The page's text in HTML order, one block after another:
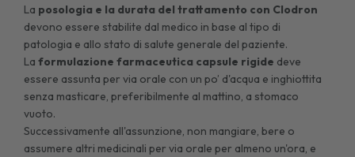
La posologia e la durata del trattamento con Clodron
devono essere stabilite dal medico in base al tipo di
patologia e allo stato di salute generale del paziente.
Laformulazione farmaceutica capsule rigide deve
essere assunta per via orale con un po’ d'acqua e inghiottita
senza masticare, preferibilmente al mattino, a stomaco
vuoto.
Successivamente all'assunzione, non mangiare, bere o
assumere altri medicinali per via orale per almeno un'ora, e